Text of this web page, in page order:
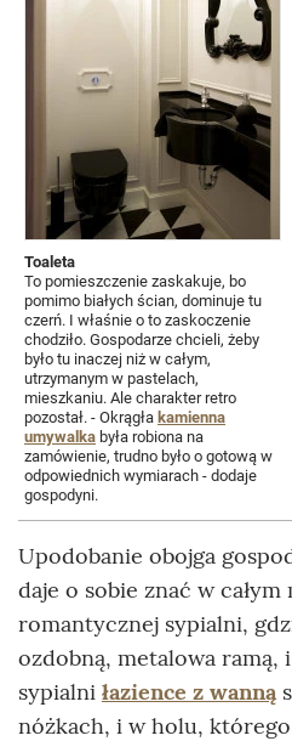
Toaleta
To pomieszczenie zaskakuje, bo
pomimo białych ścian, dominuje tu
czerń. I właśnie o to zaskoczenie
chodziło. Gospodarze chcieli, żeby
było tu inaczej niż w całym,
utrzymanym w pastelach,
mieszkaniu. Ale charakter retro
pozostał. - Okrągła kamienna
umywalka była robiona na
zamówienie, trudno było o gotową w
odpowiednich wymiarach - dodaje
gospodyni.
Upodobanie obojga
daje o sobie znać w
romantycznej sypialni,
ozdobną, metalowa ramą,
sypialni łazience z wanną
nóżkach, i w holu,